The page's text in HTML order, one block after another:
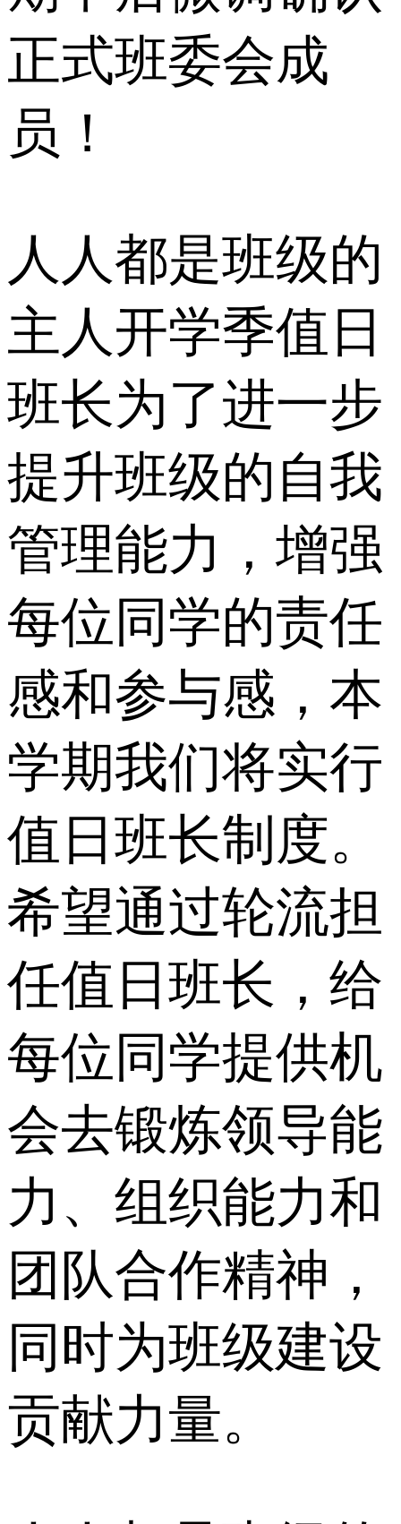
正式班委会成
员！
人人都是班级的
主人开学季值日
班长为了进一步
提升班级的自我
管理能力，增强
每位同学的责任
感和参与感，本
学期我们将实行
值日班长制度。
希望通过轮流担
任值日班长，给
每位同学提供机
会去锻炼领导能
力、组织能力和
团队合作精神，
同时为班级建设
贡献力量。